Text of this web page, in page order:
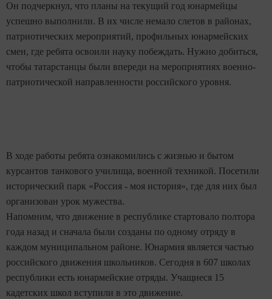
Он подчеркнул, что планы на текущий год юнармейцы
успешно выполнили. В их числе немало слетов в районах,
патриотических мероприятий, профильных юнармейских
смен, где ребята освоили науку побеждать. Нужно добиться,
чтобы татарстанцы были впереди на мероприятиях военно-
патриотической направленности российского уровня.
В ходе работы ребята ознакомились с жизнью и бытом
курсантов танкового училища, военной техникой. Посетили
исторический парк «Россия - моя история», где для них был
организован урок мужества.
Напомним, что движение в республике стартовало полтора
года назад и сначала были созданы по одному отряду в
каждом муниципальном районе. Юнармия является частью
российского движения школьников. Сегодня в 607 школах
республики есть юнармейские отряды. Учащиеся 15
кадетских школ вступили в это движение.